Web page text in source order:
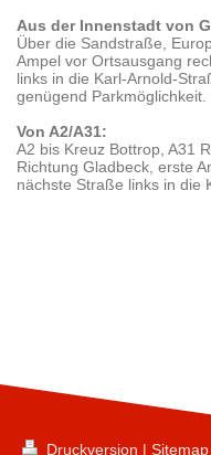
Aus der Innenstadt von
Über die Sandstraße,
Ampel vor Ortsausgang
links in die Karl-Arnold-
genügend Parkmöglichkeit.
Von A2/A31:
A2 bis Kreuz Bottrop, A31
Richtung Gladbeck, erste
nächste Straße links in die
Druckversion | Sitemap